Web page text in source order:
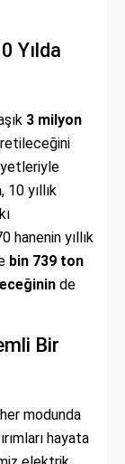
Yılda
3 milyon
, 10 yıllık
hanenin yıllık
bin 739 ton
de
Bir
modunda
hayata